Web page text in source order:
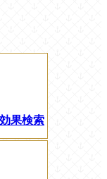
果検索